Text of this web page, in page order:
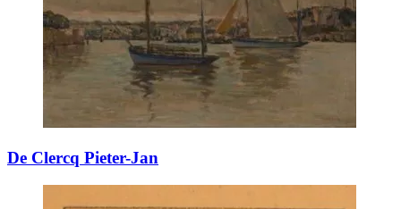
De Clercq Pieter-Jan